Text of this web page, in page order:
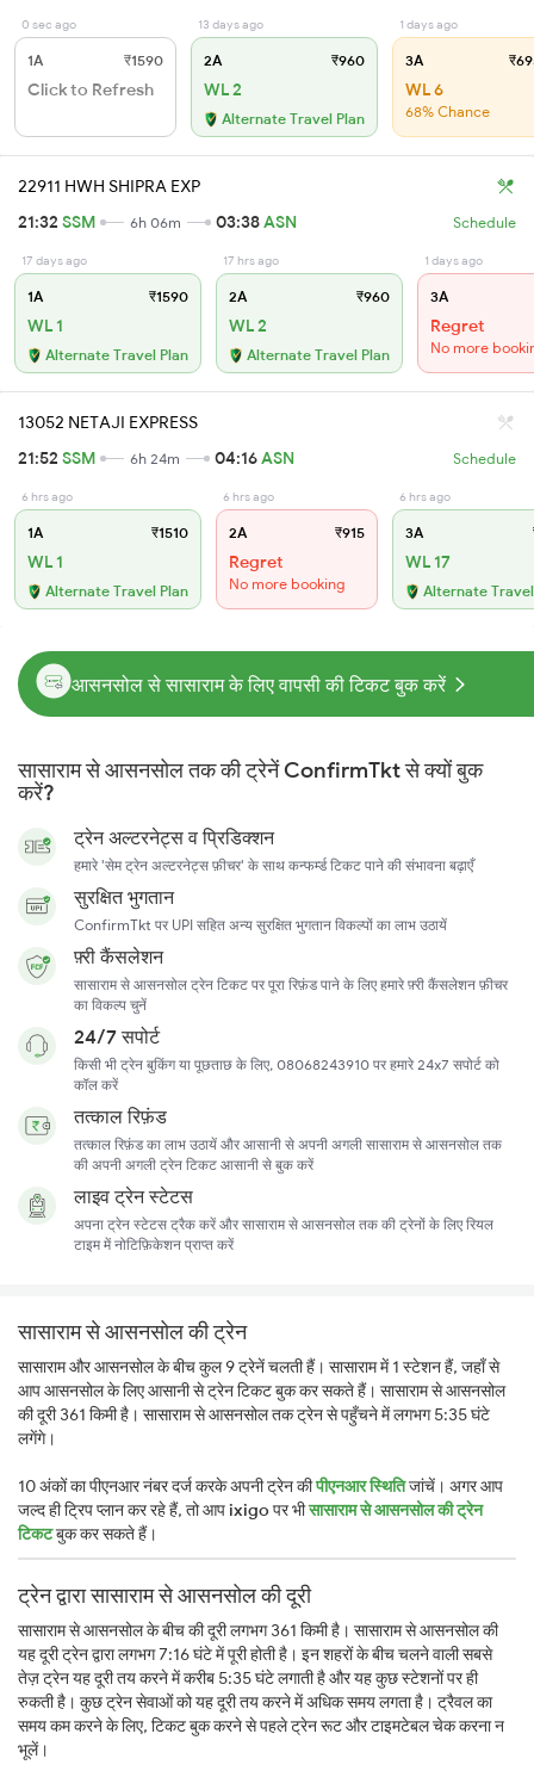
0 sec ago
1A ₹1590
Click to Refresh
13 days ago
2A ₹960
WL 2
Alternate Travel Plan
1 days ago
3A
WL 6
68% Chance
22911 HWH SHIPRA EXP
21:32 SSM 6h 06m 03:38ASN Schedule
17 days ago
1A ₹1590
WL 1
Alternate Travel Plan
17 hrs ago
2A ₹960
WL 2
Alternate Travel Plan
1 days ago
3A
Regret
No more
13052 NETAJI EXPRESS
21:52 SSM 6h 24m 04:16ASN Schedule
6 hrs ago
1A ₹1510
WL 1
Alternate Travel Plan
6 hrs ago
2A ₹915
Regret
No more booking
6 hrs ago
3A
WL 17
Alternate
आसनसोल से सासाराम के लिए वापसी की टिकट बुक करें
सासाराम से आसनसोल तक की ट्रेनें ConfirmTkt से क्यों बुक
करें?
ट्रेन अल्टरनेट्स व प्रिडिक्शन
हमारे 'सेम ट्रेन अल्टरनेट्स फ़ीचर' के साथ कन्फर्म्ड टिकट पाने की संभावना बढ़ाएँ
सुरक्षित भुगतान
ConfirmTkt पर UPI सहित अन्य सुरक्षित भुगतान विकल्पों का लाभ उठायें
फ़्री कैंसलेशन
सासाराम से आसनसोल ट्रेन टिकट पर पूरा रिफ़ंड पाने के लिए हमारे फ़्री कैंसलेशन फ़ीचर
का विकल्प चुनें
24/7 सपोर्ट
किसी भी ट्रेन बुकिंग या पूछताछ के लिए, 08068243910 पर हमारे 24x7 सपोर्ट को
कॉल करें
तत्काल रिफ़ंड
तत्काल रिफ़ंड का लाभ उठायें और आसानी से अपनी अगली सासाराम से आसनसोल तक
की अपनी अगली ट्रेन टिकट आसानी से बुक करें
लाइव ट्रेन स्टेटस
अपना ट्रेन स्टेटस ट्रैक करें और सासाराम से आसनसोल तक की ट्रेनों के लिए रियल
टाइम में नोटिफ़िकेशन प्राप्त करें
सासाराम से आसनसोल की ट्रेन
सासाराम और आसनसोल के बीच कुल 9 ट्रेनें चलती हैं। सासाराम में 1 स्टेशन हैं, जहाँ से
आप आसनसोल के लिए आसानी से ट्रेन टिकट बुक कर सकते हैं। सासाराम से आसनसोल
की दूरी 361 किमी है। सासाराम से आसनसोल तक ट्रेन से पहुँचने में लगभग 5:35 घंटे
लगेंगे।
10 अंकों का पीएनआर नंबर दर्ज करके अपनी ट्रेन कीपीएनआर स्थितिजांचें। अगर आप
जल्द ही ट्रिप प्लान कर रहे हैं, तो आपixigoपर भीसासाराम से आसनसोल की ट्रेन
टिकटबुक कर सकते हैं।
ट्रेन द्वारा सासाराम से आसनसोल की दूरी
सासाराम से आसनसोल के बीच की दूरी लगभग 361 किमी है। सासाराम से आसनसोल की
यह दूरी ट्रेन द्वारा लगभग 7:16 घंटे में पूरी होती है। इन शहरों के बीच चलने वाली सबसे
तेज़ ट्रेन यह दूरी तय करने में करीब 5:35 घंटे लगाती है और यह कुछ स्टेशनों पर ही
रुकती है। कुछ ट्रेन सेवाओं को यह दूरी तय करने में अधिक समय लगता है। ट्रैवल का
समय कम करने के लिए, टिकट बुक करने से पहले ट्रेन रूट और टाइमटेबल चेक करना न
भूलें।